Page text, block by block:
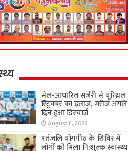
सेल-आधारित सर्जरी से यूरिथ्रल
स्ट्रिक्चर का इलाज, मरीज अगले
दिन हुआ डिस्चार्ज
August 6, 2026
पतंजलि योगपीठ के शिविर में
लोगों को मिला नि:शुल्क स्वास्थ्य